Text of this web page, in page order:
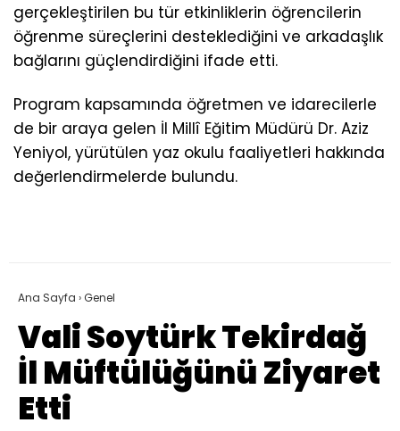
gerçekleştirilen bu tür etkinliklerin öğrencilerin
öğrenme süreçlerini desteklediğini ve arkadaşlık
bağlarını güçlendirdiğini ifade etti.
Program kapsamında öğretmen ve idarecilerle
de bir araya gelen İl Millî Eğitim Müdürü Dr. Aziz
Yeniyol, yürütülen yaz okulu faaliyetleri hakkında
değerlendirmelerde bulundu.
Ana Sayfa ›Genel
Vali Soytürk Tekirdağ
İl Müftülüğünü Ziyaret
Etti